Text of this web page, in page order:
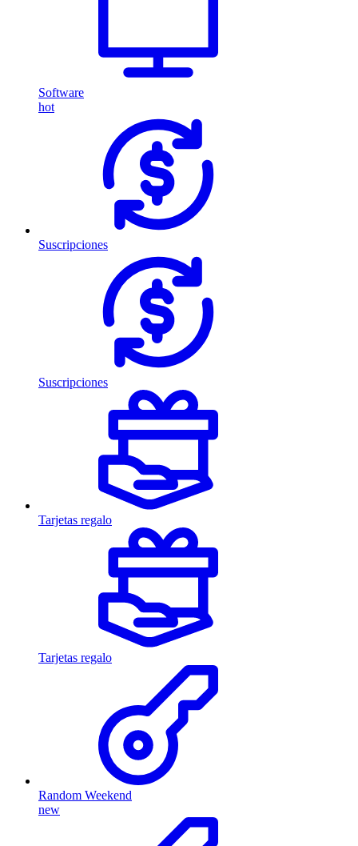
Software
hot
Suscripciones
Suscripciones
Tarjetas regalo
Tarjetas regalo
Random Weekend
new